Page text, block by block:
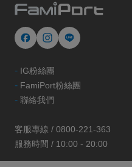
- IG粉絲團
- FamiPort粉絲團
- 聯絡我們
客服專線 / 0800-221-363
服務時間 / 10:00 - 20:00